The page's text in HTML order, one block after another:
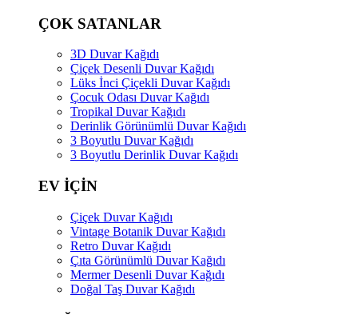
ÇOK SATANLAR
3D Duvar Kağıdı
Çiçek Desenli Duvar Kağıdı
Lüks İnci Çiçekli Duvar Kağıdı
Çocuk Odası Duvar Kağıdı
Tropikal Duvar Kağıdı
Derinlik Görünümlü Duvar Kağıdı
3 Boyutlu Duvar Kağıdı
3 Boyutlu Derinlik Duvar Kağıdı
EV İÇİN
Çiçek Duvar Kağıdı
Vintage Botanik Duvar Kağıdı
Retro Duvar Kağıdı
Çıta Görünümlü Duvar Kağıdı
Mermer Desenli Duvar Kağıdı
Doğal Taş Duvar Kağıdı